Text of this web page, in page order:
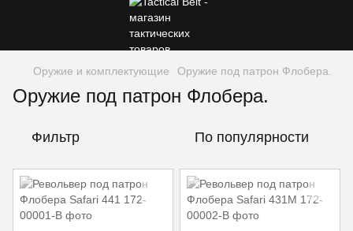
Оружие и комплектующие Оружие под патрон Флобера.
Оружие под патрон Флобера.
Фильтр По популярности